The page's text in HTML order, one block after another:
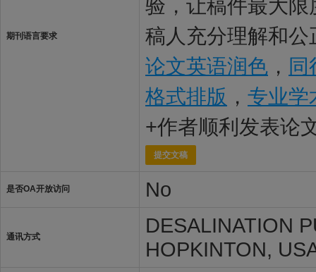
期刊语言要求
验，让稿件最大限
稿人充分理解和
论文英语润色 ， 同
格式排版 ， 专业学
+作者顺利发表论
提交文稿
是否OA开放访问 No
通讯方式
DESALINATION
HOPKINTON,